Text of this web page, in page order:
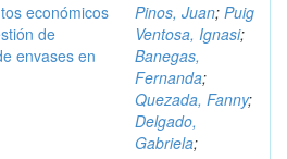
económicos
de
envases en
Pinos, Juan; Puig
Ventosa, Ignasi;
Banegas,
Fernanda;
Quezada, Fanny;
Delgado,
Gabriela;